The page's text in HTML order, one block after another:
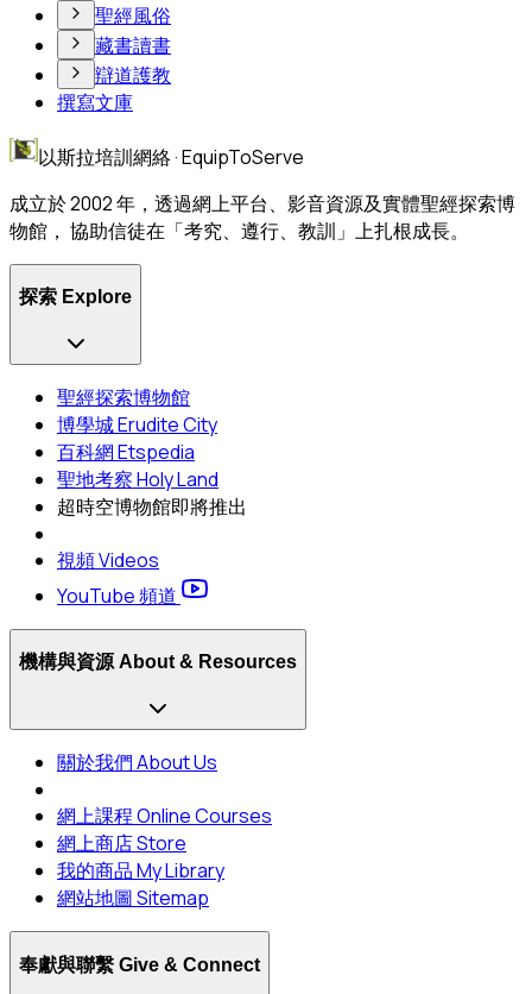
聖經風俗
藏書讀書
辯道護教
撰寫文庫
以斯拉培訓網絡 · EquipToServe
成立於 2002 年，透過網上平台、影音資源及實體聖經探索博
物館， 協助信徒在「考究、遵行、教訓」上扎根成長。
探索 Explore
聖經探索博物館
博學城 Erudite City
百科網 Etspedia
聖地考察 Holy Land
超時空博物館即將推出
視頻 Videos
YouTube 頻道
機構與資源 About & Resources
關於我們 About Us
網上課程 Online Courses
網上商店 Store
我的商品 My Library
網站地圖 Sitemap
奉獻與聯繫 Give & Connect